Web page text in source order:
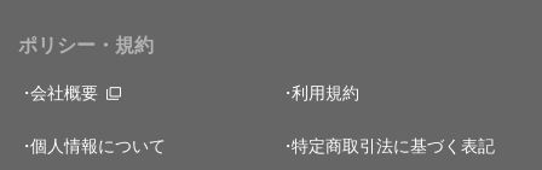
ポリシー・規約
会社概要 利用規約
個人情報について 特定商取引法に基づく表記